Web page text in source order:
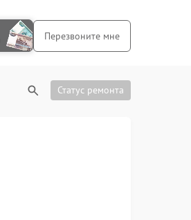
Перезвоните мне
Статус ремонта